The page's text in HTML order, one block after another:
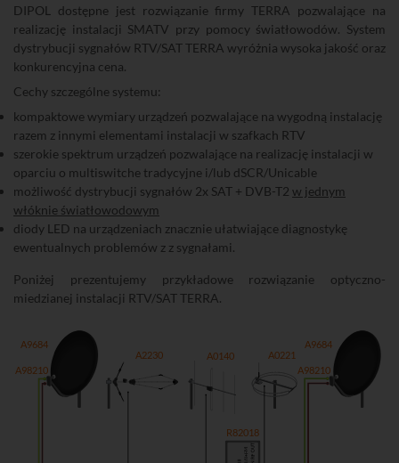
DIPOL dostępne jest rozwiązanie firmy TERRA pozwalające na
realizację instalacji SMATV przy pomocy światłowodów. System
dystrybucji sygnałów RTV/SAT TERRA wyróżnia wysoka jakość oraz
konkurencyjna cena.
Cechy szczególne systemu:
kompaktowe wymiary urządzeń pozwalające na wygodną instalację
razem z innymi elementami instalacji w szafkach RTV
szerokie spektrum urządzeń pozwalające na realizację instalacji w
oparciu o multiswitche tradycyjne i/lub dSCR/Unicable
możliwość dystrybucji sygnałów 2x SAT + DVB-T2 w jednym
włóknie światłowodowym
diody LED na urządzeniach znacznie ułatwiające diagnostykę
ewentualnych problemów z z sygnałami.
Poniżej prezentujemy przykładowe rozwiązanie optyczno-
miedzianej instalacji RTV/SAT TERRA.
A98210
A9684
A9684
A98210
A0221
A0140
A2230
R82018